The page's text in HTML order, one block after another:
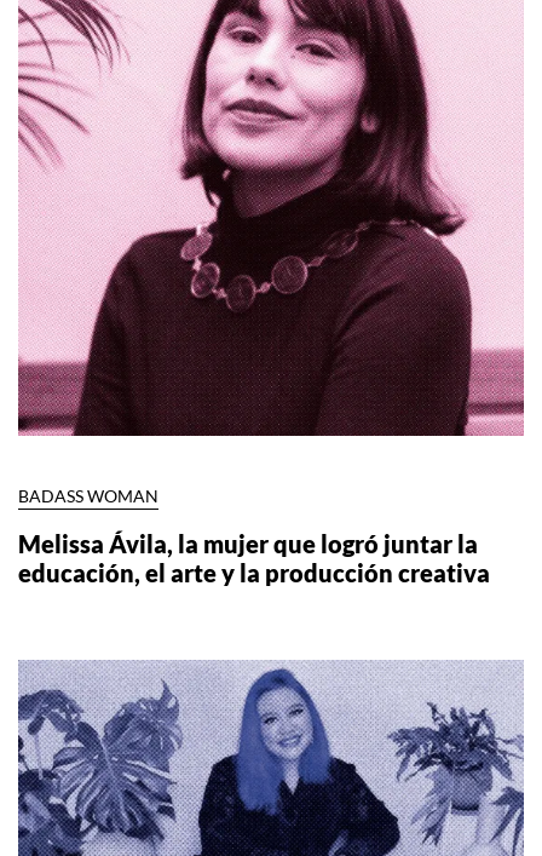
BADASS WOMAN
Melissa Ávila, la mujer que logró juntar la
educación, el arte y la producción creativa